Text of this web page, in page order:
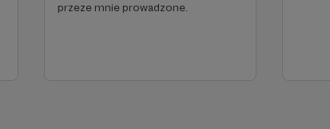
przeze mnie prowadzone.